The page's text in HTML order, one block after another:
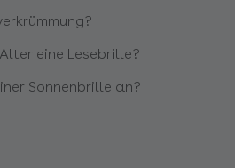
eine Lesebrille?
Sonnenbrille an?